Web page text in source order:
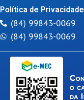
Política de Privacidade
(84) 99843-0069
(84) 99843-0069